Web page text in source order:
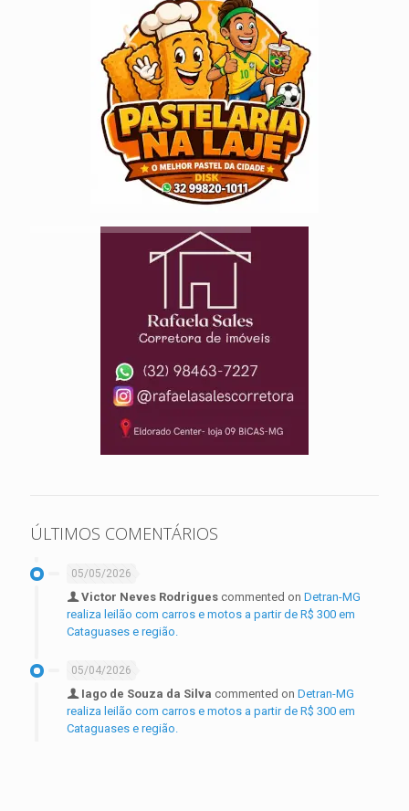
ÚLTIMOS COMENTÁRIOS
05/05/2026
Victor Neves Rodrigues commented on Detran-MG
realiza leilão com carros e motos a partir de R$ 300 em
Cataguases e região.
05/04/2026
Iago de Souza da Silva commented on Detran-MG
realiza leilão com carros e motos a partir de R$ 300 em
Cataguases e região.